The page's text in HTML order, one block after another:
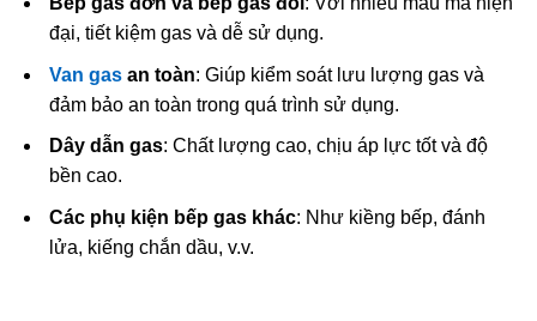
đại, tiết kiệm gas và dễ sử dụng.
Van gasan toàn: Giúp kiểm soát lưu lượng gas và
đảm bảo an toàn trong quá trình sử dụng.
Dây dẫn gas: Chất lượng cao, chịu áp lực tốt và độ
bền cao.
Các phụ kiện bếp gas khác: Như kiềng bếp, đánh
lửa, kiếng chắn dầu, v.v.